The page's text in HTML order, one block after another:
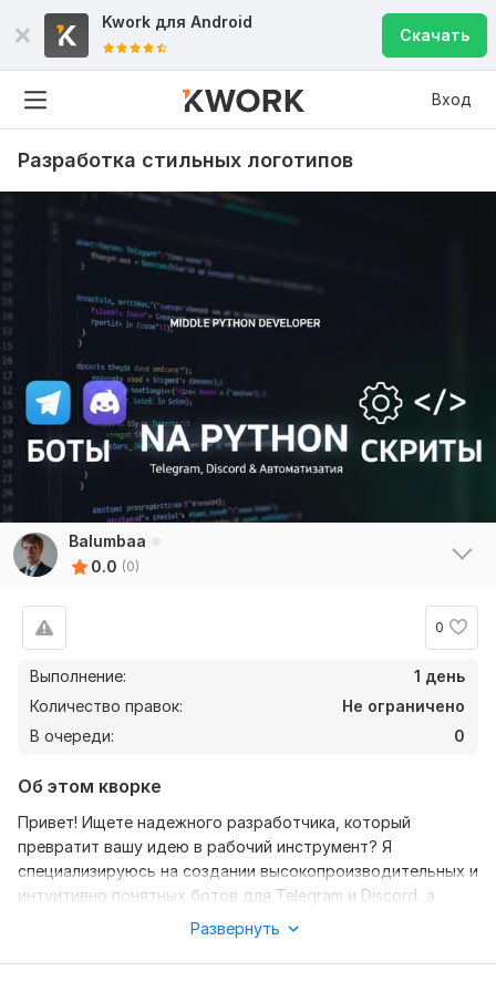
Kwork для Android
Скачать
Вход
Разработка стильных логотипов
Balumbaa
0.0 (0)
0
Выполнение:
1 день
Количество правок:
Не ограничено
В очереди:
0
Об этом кворке
Привет! Ищете надежного разработчика, который
превратит вашу идею в рабочий инструмент? Я
специализируюсь на создании высокопроизводительных и
интуитивно понятных ботов для Telegram и Discord, а
также на разработке скриптов для автоматизации
Развернуть